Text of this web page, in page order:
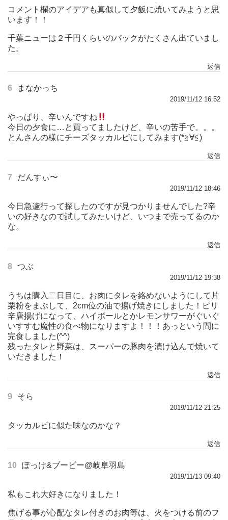
コメント欄のアイデアも真似して夕飯に焼いてみようと思
います！！
千葉ニューは２千円くらいのパックがたくさん出ていまし
た。
返信
6 まなかっち
2019/11/12 16:52
やっぱり、辛いんですね
今日の夕食に…と買ってましたけど、辛いの苦手で。。。
とんさんの様にチーズタッカルビにしてみます(*≧∀≦)ゞ
返信
7 だんすぃ〜
2019/11/12 18:46
今日急遽行って探したのですが見つかりませんでした?辛
いの好きなので試してみたいけど、いつまで売ってるのか
な。
返信
8 つぶ
2019/11/12 19:38
うちは購入二日目に、お肉にタレを絡めないようにして片
栗粉をまぶして、2cm位の油で揚げ焼きにしました！ピリ
辛唐揚げになって、ハイボールとかレモンサワーがぐいぐ
いすすむ魔性の食べ物になりますよ！！！あっという間に
完食しました(^^)
残ったタレと野菜は、スーパーの豚肉を漬け込んで焼いて
いだきました！
返信
9 そら
2019/11/12 21:25
タッカルビに似た味なのかな？
返信
10 ぽっけ&ブービー@岐阜羽島
2019/11/13 09:40
私もこれ大好きになりました！
焦げる事が心配なタレ付きのお肉等は、火をつける前のフ